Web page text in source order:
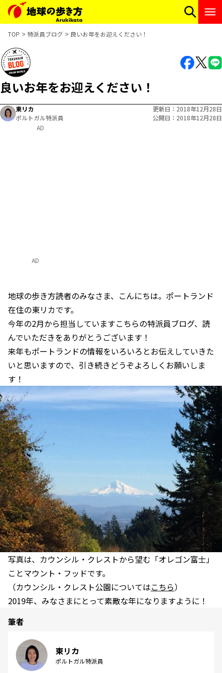
TOP 特派員ブログ 良いお年をお迎えください！
良いお年をお迎えください！
東リカ
ポルトガル特派員
更新日
2018年12月28日
公開日
2018年12月28日
AD
地球の歩き方読者のみなさま、こんにちは。ポートランド
在住の東リカです。
今年の2月から担当していますこちらの特派員ブログ、読
んでいただきをありがとうございます！
来年もポートランドの情報をいろいろとお伝えしていきた
いと思いますので、引き続きどうぞよろしくお願いしま
す！
写真は、カウンシル・クレストから望む「オレゴン富士」
ことマウント・フッドです。
（カウンシル・クレスト公園についてはこちら）
2019年、みなさまにとって素敵な年になりますように！
筆者
東リカ
ポルトガル特派員
AD